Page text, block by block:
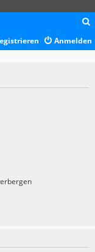
c
Anmelden